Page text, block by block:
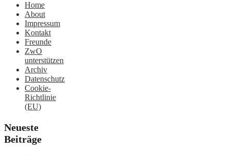
Home
About
Impressum
Kontakt
Freunde
ZwO
unterstützen
Archiv
Datenschutz
Cookie-
Richtlinie
(EU)
Neueste
Beiträge